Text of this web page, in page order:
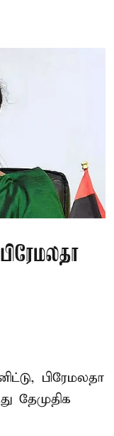
பிரேமலதா
தேமுதிக